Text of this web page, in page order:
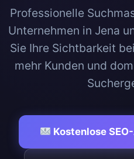
Professionelle
Unternehmen in Jena
Sie Ihre Sichtbarkeit
mehr Kunden und
Kostenlose